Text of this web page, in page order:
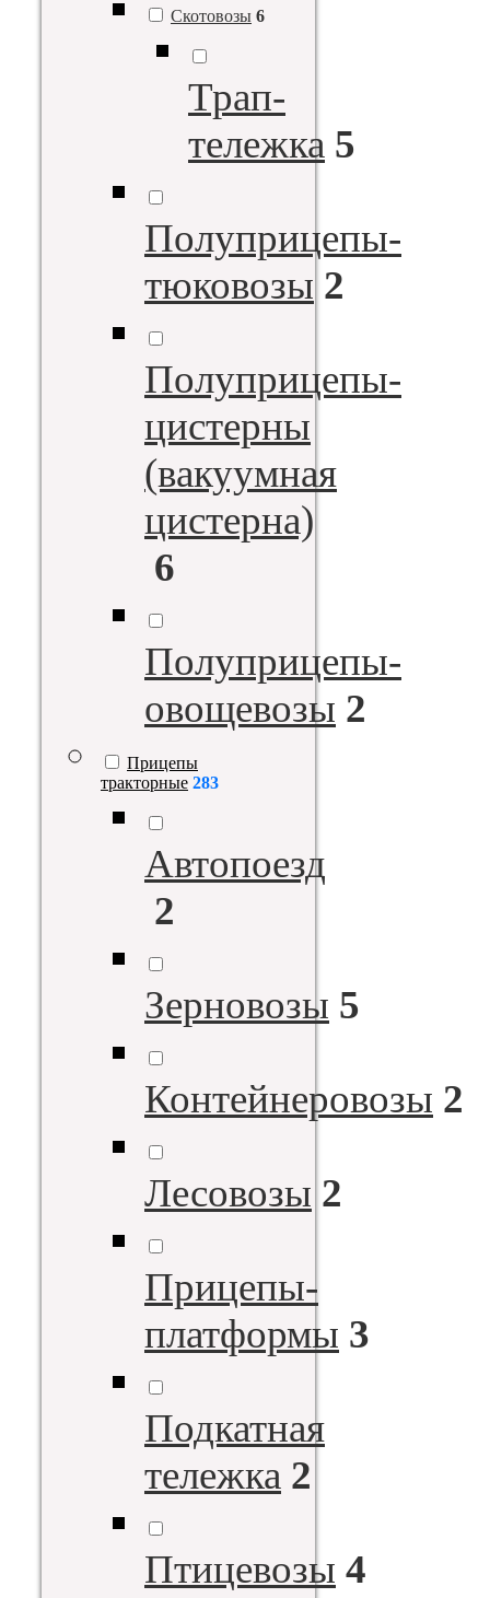
Скотовозы 6
Трап-
тележка 5
Полуприцепы-
тюковозы 2
Полуприцепы-
цистерны
(вакуумная
цистерна)
6
Полуприцепы-
овощевозы 2
Прицепы
тракторные 283
Автопоезд
2
Зерновозы 5
Контейнеровозы 2
Лесовозы 2
Прицепы-
платформы 3
Подкатная
тележка 2
Птицевозы 4